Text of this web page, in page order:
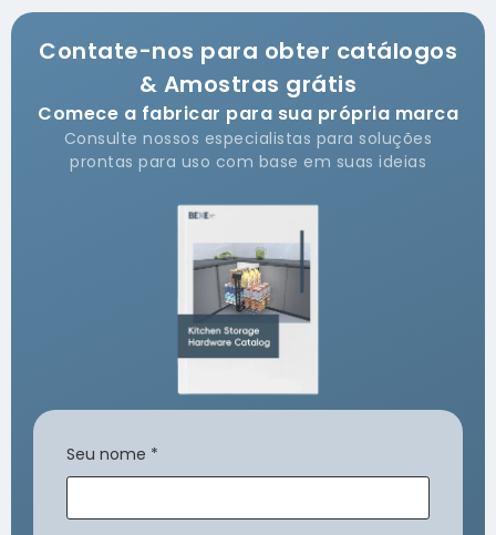
Contate-nos para obter catálogos
& Amostras grátis
Comece a fabricar para sua própria marca
Consulte nossos especialistas para soluções
prontas para uso com base em suas ideias
Seu nome *